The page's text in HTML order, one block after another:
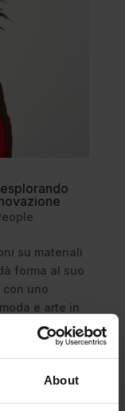
About
su materiali
forma al suo
uno
e arte in
alle sue
Cerca